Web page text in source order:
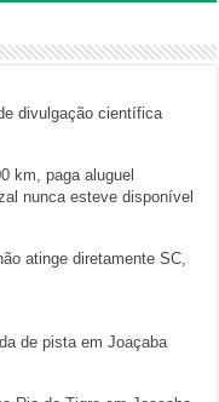
divulgação científica
km, paga aluguel
nunca esteve disponível
atinge diretamente SC,
de pista em Joaçaba